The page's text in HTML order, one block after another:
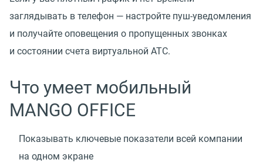
заглядывать в телефон — настройте пуш-уведомления
и получайте оповещения о пропущенных звонках
и состоянии счета виртуальной АТС.
Что умеет мобильный
MANGO OFFICE
Показывать ключевые показатели всей компании
на одном экране